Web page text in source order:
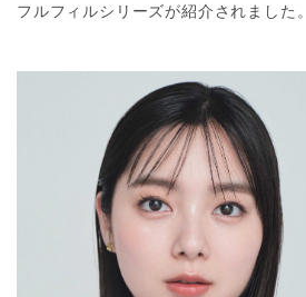
フルフィルシリーズが紹介されました。